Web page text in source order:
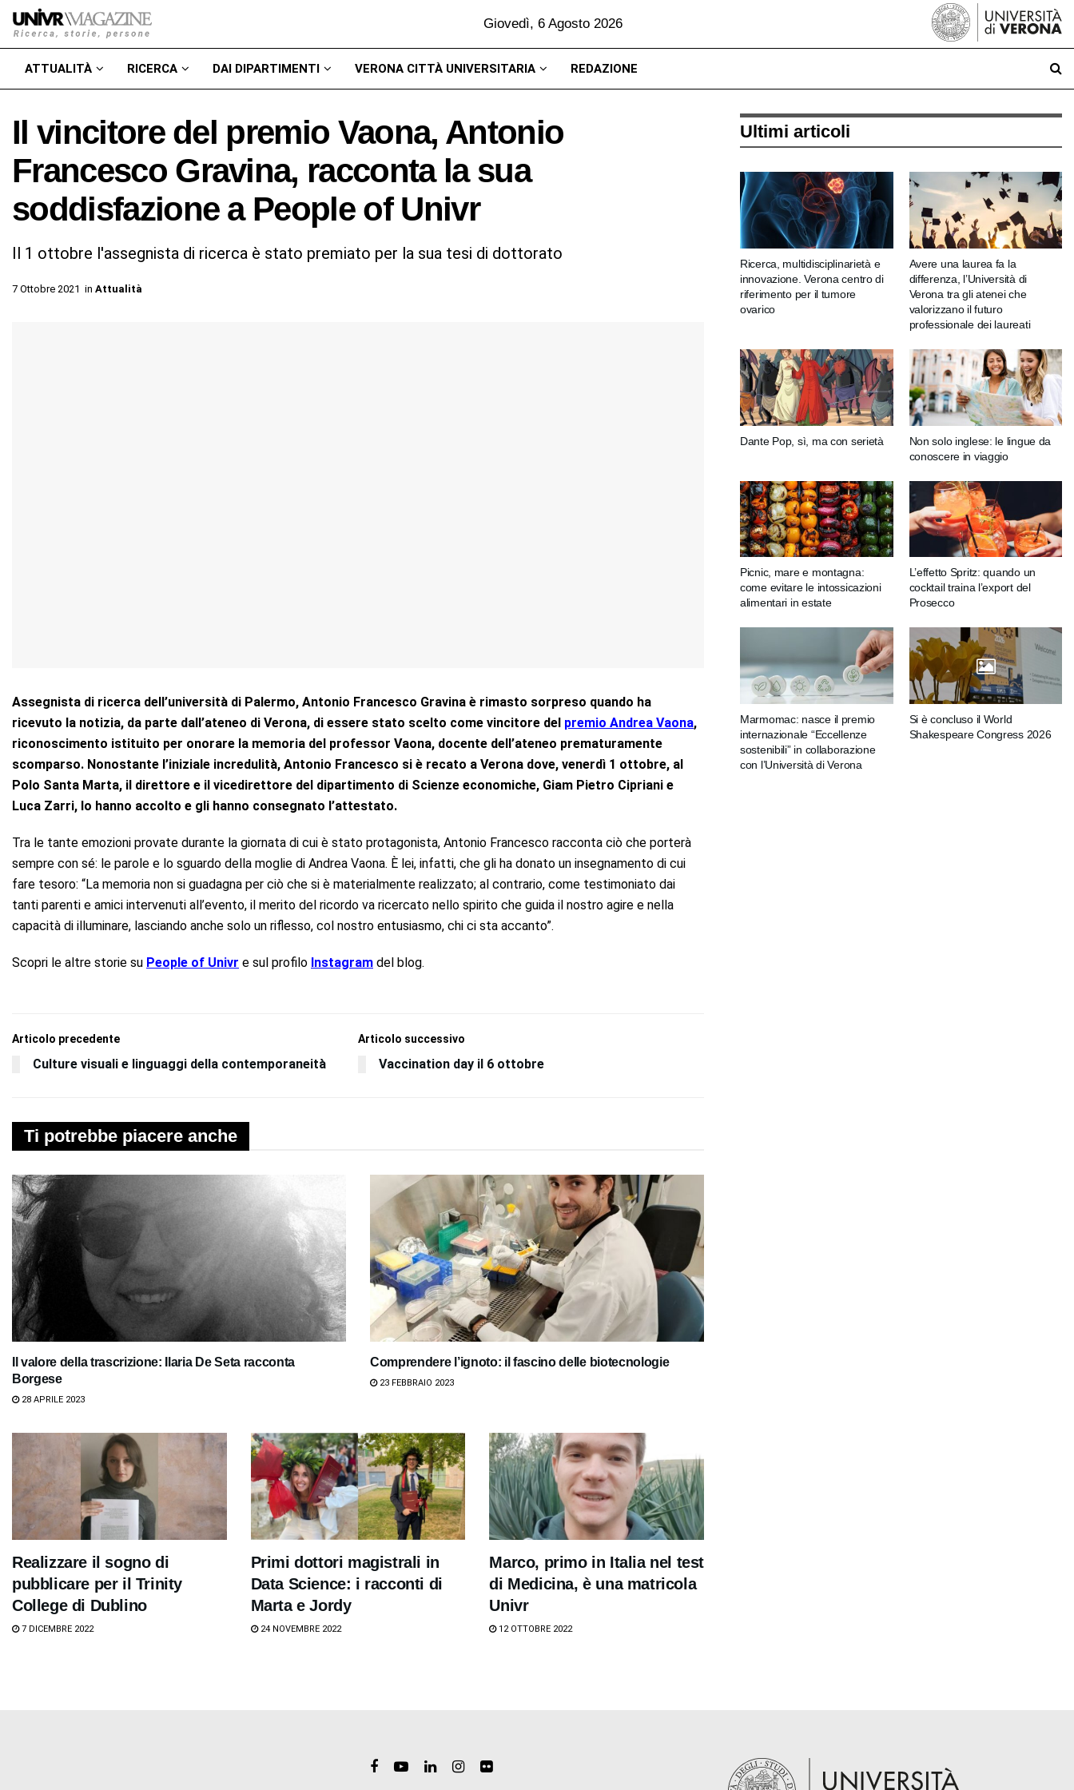
Giovedì, 6 Agosto 2026
ATTUALITÀ RICERCA DAI DIPARTIMENTI VERONA CITTÀ UNIVERSITARIA REDAZIONE
Il vincitore del premio Vaona, Antonio
Francesco Gravina, racconta la sua
soddisfazione a People of Univr
Il 1 ottobre l'assegnista di ricerca è stato premiato per la sua tesi di dottorato
7 Ottobre 2021 in Attualità
Assegnista di ricerca dell’università di Palermo, Antonio Francesco Gravina è rimasto sorpreso quando ha
ricevuto la notizia, da parte dall’ateneo di Verona, di essere stato scelto come vincitore del premio Andrea Vaona,
riconoscimento istituito per onorare la memoria del professor Vaona, docente dell’ateneo prematuramente
scomparso. Nonostante l’iniziale incredulità, Antonio Francesco si è recato a Verona dove, venerdì 1 ottobre, al
Polo Santa Marta, il direttore e il vicedirettore del dipartimento di Scienze economiche, Giam Pietro Cipriani e
Luca Zarri, lo hanno accolto e gli hanno consegnato l’attestato.
Tra le tante emozioni provate durante la giornata di cui è stato protagonista, Antonio Francesco racconta ciò che porterà
sempre con sé: le parole e lo sguardo della moglie di Andrea Vaona. È lei, infatti, che gli ha donato un insegnamento di cui
fare tesoro: “La memoria non si guadagna per ciò che si è materialmente realizzato; al contrario, come testimoniato dai
tanti parenti e amici intervenuti all’evento, il merito del ricordo va ricercato nello spirito che guida il nostro agire e nella
capacità di illuminare, lasciando anche solo un riflesso, col nostro entusiasmo, chi ci sta accanto”.
Scopri le altre storie su People of Univr e sul profilo Instagram del blog.
Articolo precedente
Culture visuali e linguaggi della contemporaneità
Articolo successivo
Vaccination day il 6 ottobre
Ti potrebbe piacere anche
Il valore della trascrizione: Ilaria De Seta racconta
Borgese
28 APRILE 2023
Comprendere l’ignoto: il fascino delle biotecnologie
23 FEBBRAIO 2023
Realizzare il sogno di
pubblicare per il Trinity
College di Dublino
7 DICEMBRE 2022
Primi dottori magistrali in
Data Science: i racconti di
Marta e Jordy
24 NOVEMBRE 2022
Marco, primo in Italia nel test
di Medicina, è una matricola
Univr
12 OTTOBRE 2022
Ultimi articoli
Ricerca, multidisciplinarietà e
innovazione. Verona centro di
riferimento per il tumore
ovarico
Avere una laurea fa la
differenza, l’Università di
Verona tra gli atenei che
valorizzano il futuro
professionale dei laureati
Dante Pop, sì, ma con serietà
Non solo inglese: le lingue da
conoscere in viaggio
Picnic, mare e montagna:
come evitare le intossicazioni
alimentari in estate
L’effetto Spritz: quando un
cocktail traina l’export del
Prosecco
Marmomac: nasce il premio
internazionale “Eccellenze
sostenibili” in collaborazione
con l’Università di Verona
Si è concluso il World
Shakespeare Congress 2026